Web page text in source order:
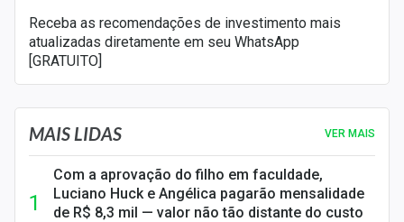
Receba as recomendações de investimento mais
atualizadas diretamente em seu WhatsApp
[GRATUITO]
MAIS LIDAS VER MAIS
Com a aprovação do filho em faculdade,
Luciano Huck e Angélica pagarão mensalidade
de R$ 8,3 mil — valor não tão distante do custo